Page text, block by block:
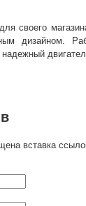
своего
дизайном.
вставка